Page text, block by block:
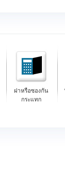
ฝาหรือซองกัน
กระแทก